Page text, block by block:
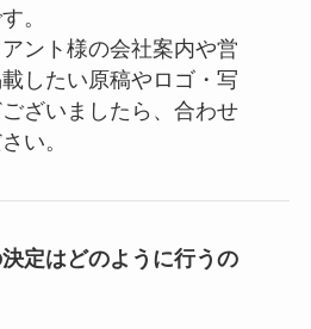
。
ント様の会社案内や営
したい原稿やロゴ・写
ざいましたら、合わせ
い。
定はどのように行うの